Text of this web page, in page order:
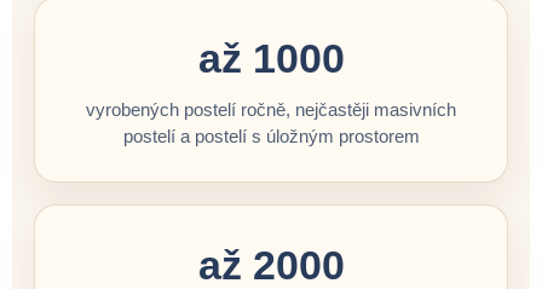
až 1000
vyrobených postelí ročně, nejčastěji masivních
postelí a postelí s úložným prostorem
až 2000